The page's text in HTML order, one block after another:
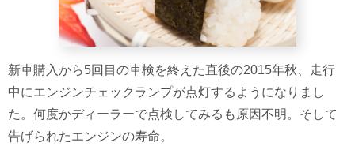
新車購入から5回目の車検を終えた直後の2015年秋、走行
中にエンジンチェックランプが点灯するようになりまし
た。何度かディーラーで点検してみるも原因不明。そして
告げられたエンジンの寿命。